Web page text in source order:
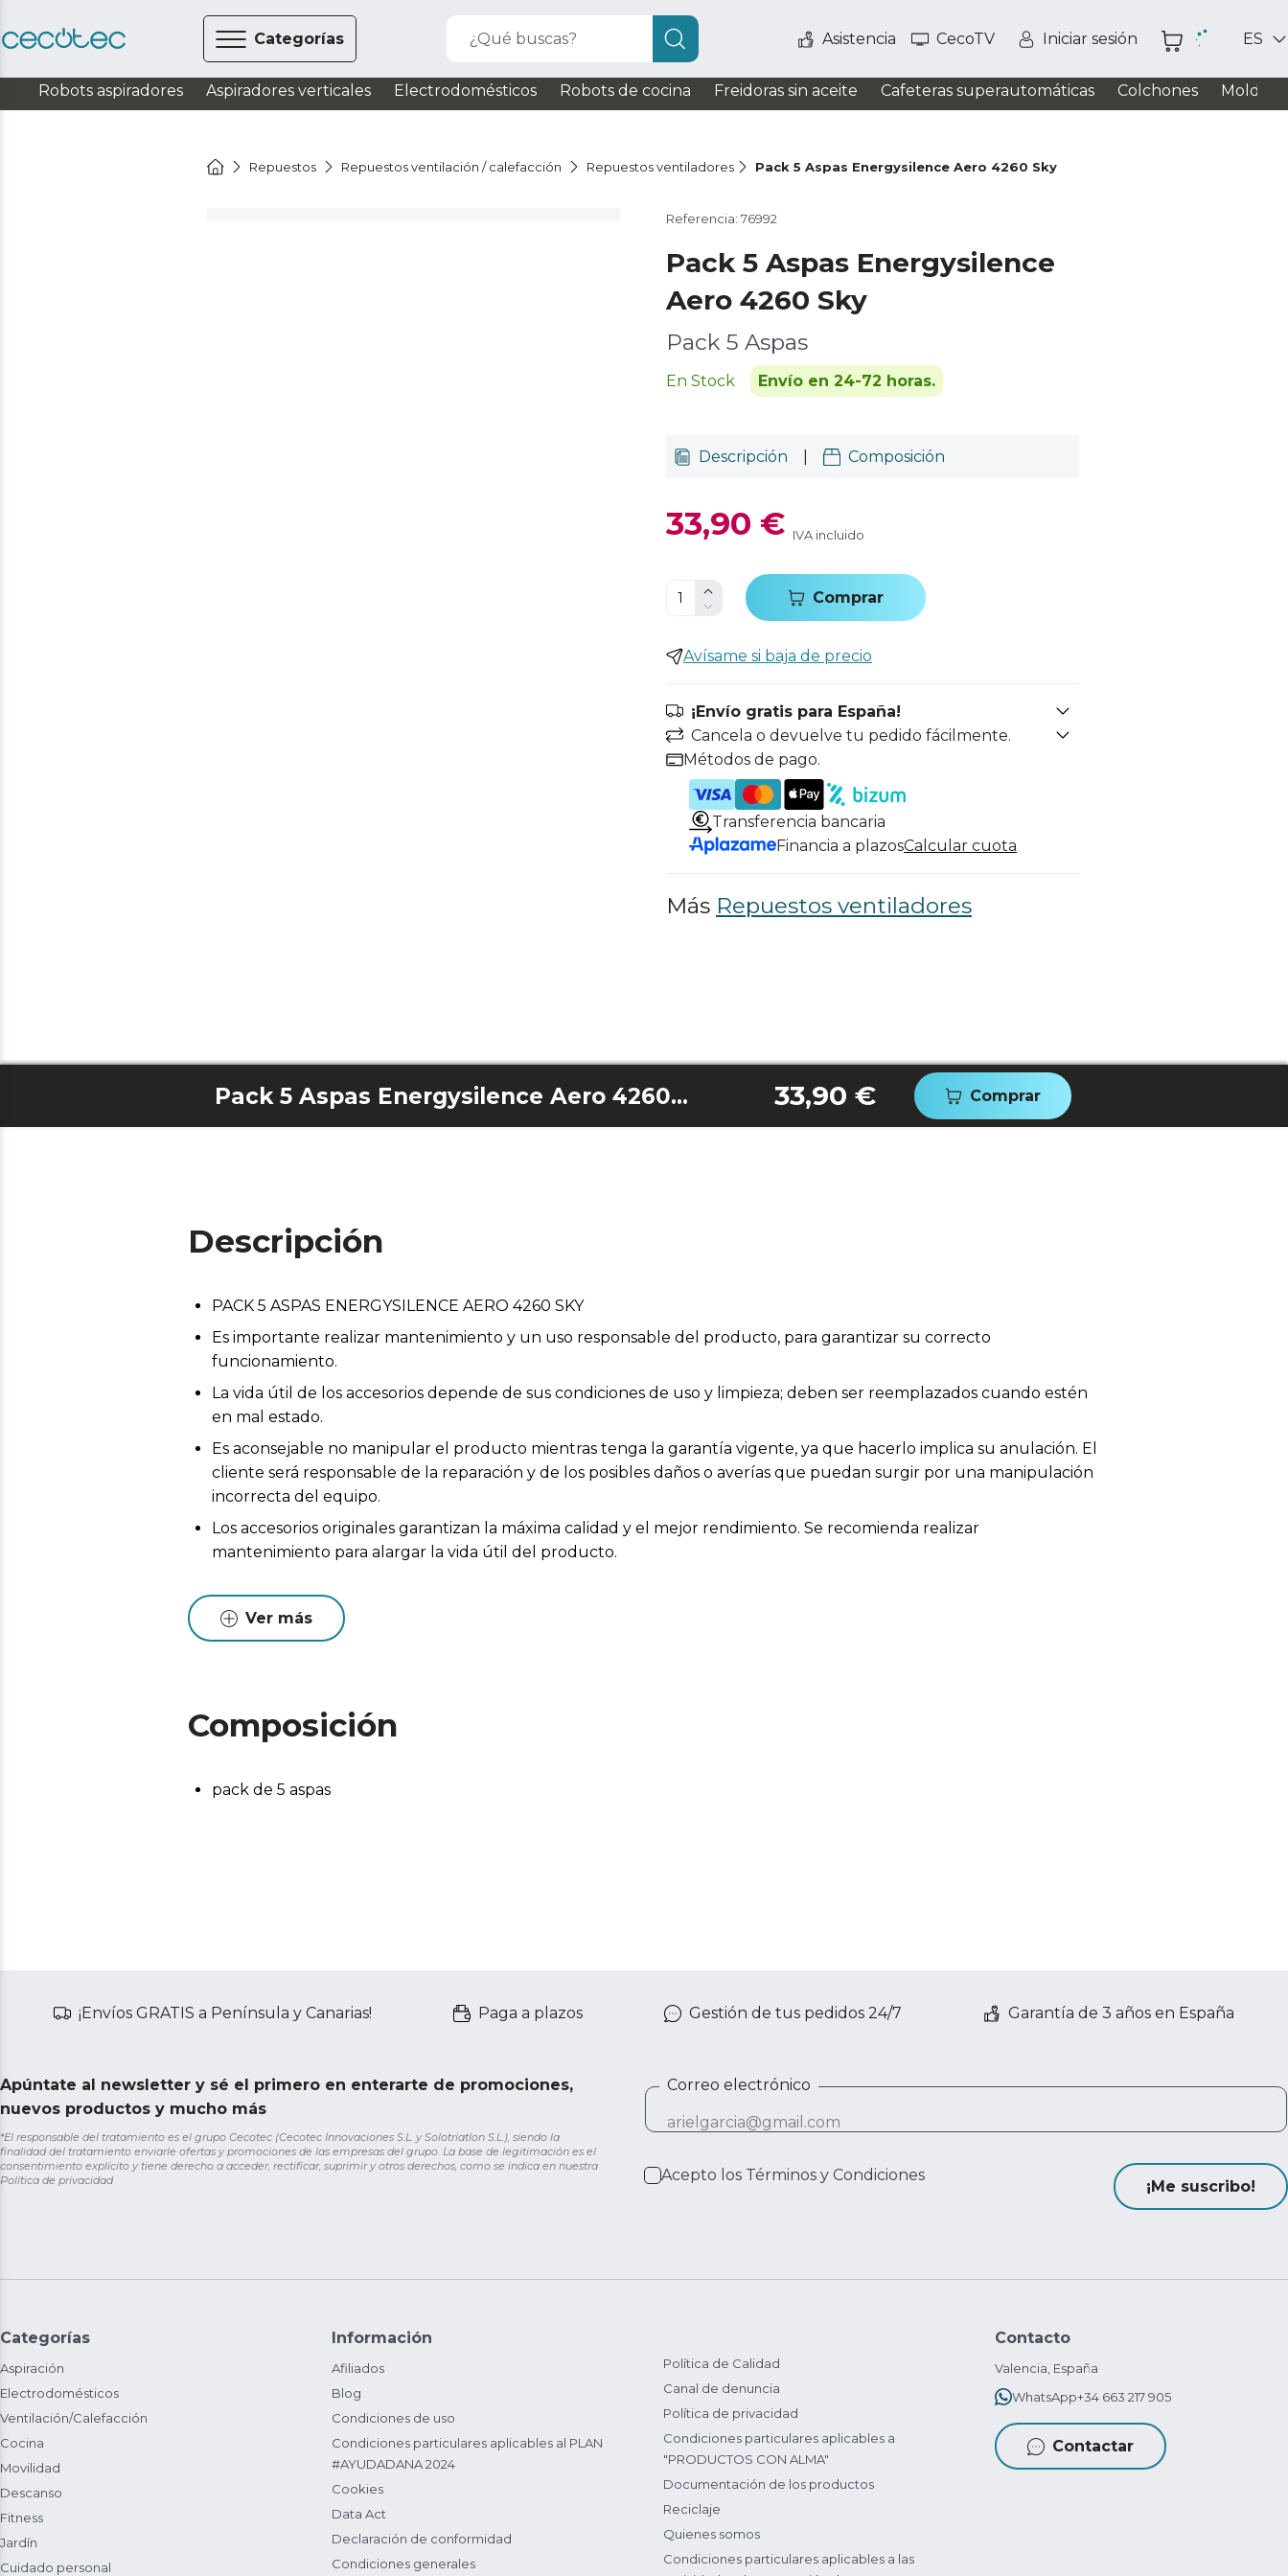
Categorías ¿Qué buscas? Asistencia CecoTV Iniciar sesión ES
Robots aspiradores Aspiradores verticales Electrodomésticos Robots de cocina Freidoras sin aceite Cafeteras superautomáticas Colchones
Repuestos Repuestos ventilación / calefacción Repuestos ventiladores Pack 5 Aspas Energysilence Aero 4260 Sky
Referencia: 76992
Pack 5 Aspas Energysilence
Aero 4260 Sky
Pack 5 Aspas
En Stock Envío en 24-72 horas.
Descripción Composición
33,90 € IVA incluido
Comprar
Avísame si baja de precio
¡Envío gratis para España!
Cancela o devuelve tu pedido fácilmente.
Métodos de pago.
Transferencia bancaria
Financia a plazosCalcular cuota
Más Repuestos ventiladores
Pack 5 Aspas Energysilence Aero 4260 Sky 33,90 € Comprar
Descripción
PACK 5 ASPAS ENERGYSILENCE AERO 4260 SKY
Es importante realizar mantenimiento y un uso responsable del producto, para garantizar su correcto
funcionamiento.
La vida útil de los accesorios depende de sus condiciones de uso y limpieza; deben ser reemplazados cuando estén
en mal estado.
Es aconsejable no manipular el producto mientras tenga la garantía vigente, ya que hacerlo implica su anulación. El
cliente será responsable de la reparación y de los posibles daños o averías que puedan surgir por una manipulación
incorrecta del equipo.
Los accesorios originales garantizan la máxima calidad y el mejor rendimiento. Se recomienda realizar
mantenimiento para alargar la vida útil del producto.
Ver más
Composición
pack de 5 aspas
¡Envíos GRATIS a Península y Canarias! Paga a plazos Gestión de tus pedidos 24/7 Garantía de 3 años en España
Apúntate al newsletter y sé el primero en enterarte de promociones,
nuevos productos y mucho más
*El responsable del tratamiento es el grupo Cecotec (Cecotec Innovaciones S.L. y Solotriatlon S.L.), siendo la
finalidad del tratamiento enviarle ofertas y promociones de las empresas del grupo. La base de legitimación es el
consentimiento explícito y tiene derecho a acceder, rectificar, suprimir y otros derechos, como se indica en nuestra
Política de privacidad
Correo electrónico
Acepto los Términos y Condiciones
¡Me suscribo!
Categorías
Aspiración
Electrodomésticos
Ventilación/Calefacción
Cocina
Movilidad
Descanso
Fitness
Jardín
Cuidado personal
Información
Afiliados
Blog
Condiciones de uso
Condiciones particulares aplicables al PLAN
#AYUDADANA 2024
Cookies
Data Act
Declaración de conformidad
Condiciones generales
Política de Calidad
Canal de denuncia
Política de privacidad
Condiciones particulares aplicables a
"PRODUCTOS CON ALMA"
Documentación de los productos
Reciclaje
Quienes somos
Condiciones particulares aplicables a las
Contacto
Valencia, España
WhatsApp+34 663 217 905
Contactar